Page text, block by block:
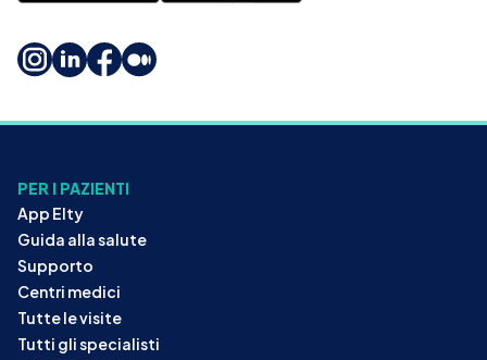
PER I PAZIENTI
App Elty
Guida alla salute
Supporto
Centri medici
Tutte le visite
Tutti gli specialisti